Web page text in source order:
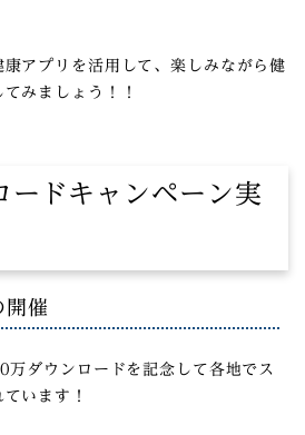
アプリを活用して、楽しみながら健
みましょう！！
ードキャンペーン実
開催
万ダウンロードを記念して各地でス
います！